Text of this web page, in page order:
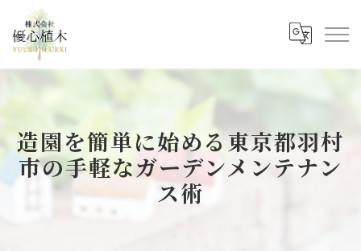
造園を簡単に始める東京都羽村
市の手軽なガーデンメンテナン
ス術